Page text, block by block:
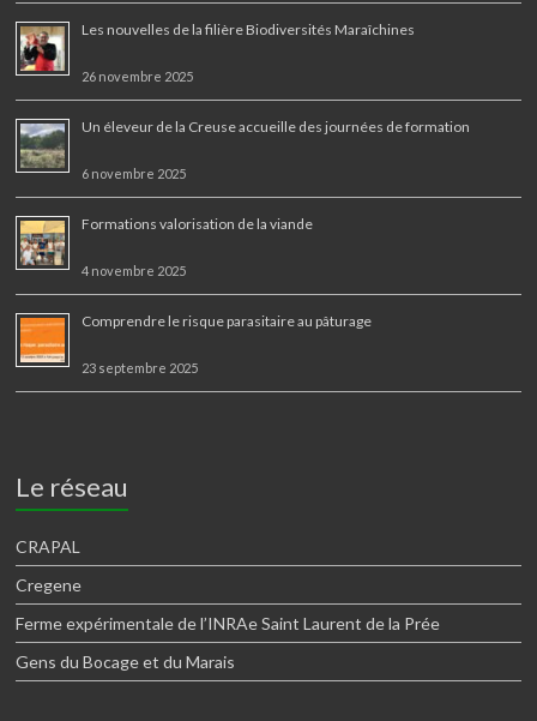
Les nouvelles de la filière Biodiversités Maraîchines
26 novembre 2025
Un éleveur de la Creuse accueille des journées de formation
6 novembre 2025
Formations valorisation de la viande
4 novembre 2025
Comprendre le risque parasitaire au pâturage
23 septembre 2025
Le réseau
CRAPAL
Cregene
Ferme expérimentale de l’INRAe Saint Laurent de la Prée
Gens du Bocage et du Marais